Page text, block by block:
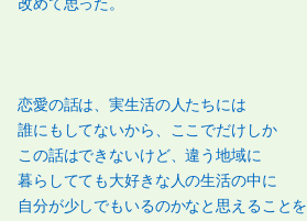
改めて思った。
恋愛の話は、実生活の人たちには
誰にもしてないから、ここでだけしか
この話はできないけど、違う地域に
暮らしてても大好きな人の生活の中に
自分が少しでもいるのかなと思えることを